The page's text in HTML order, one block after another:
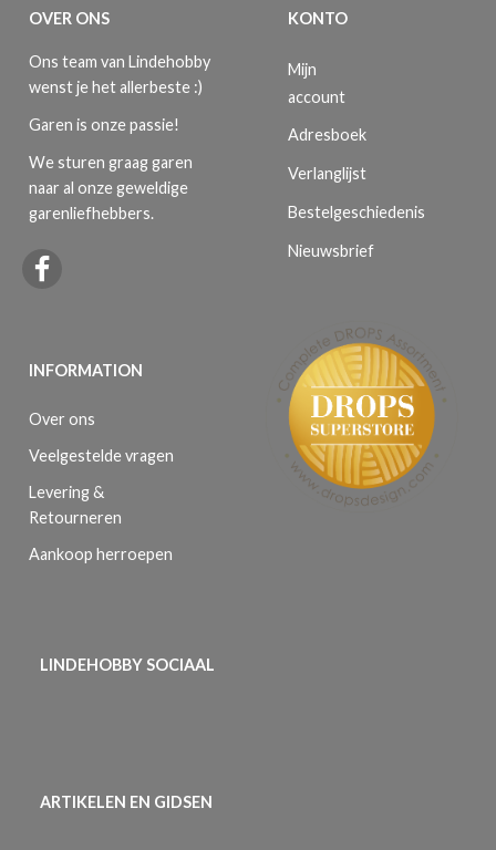
OVER ONS
Ons team van Lindehobby
wenst je het allerbeste :)
Garen is onze passie!
We sturen graag garen
naar al onze geweldige
garenliefhebbers.
INFORMATION
Over ons
Veelgestelde vragen
Levering &
Retourneren
Aankoop herroepen
KONTO
Mijn
account
Adresboek
Verlanglijst
Bestelgeschiedenis
Nieuwsbrief
LINDEHOBBY SOCIAAL
ARTIKELEN EN GIDSEN